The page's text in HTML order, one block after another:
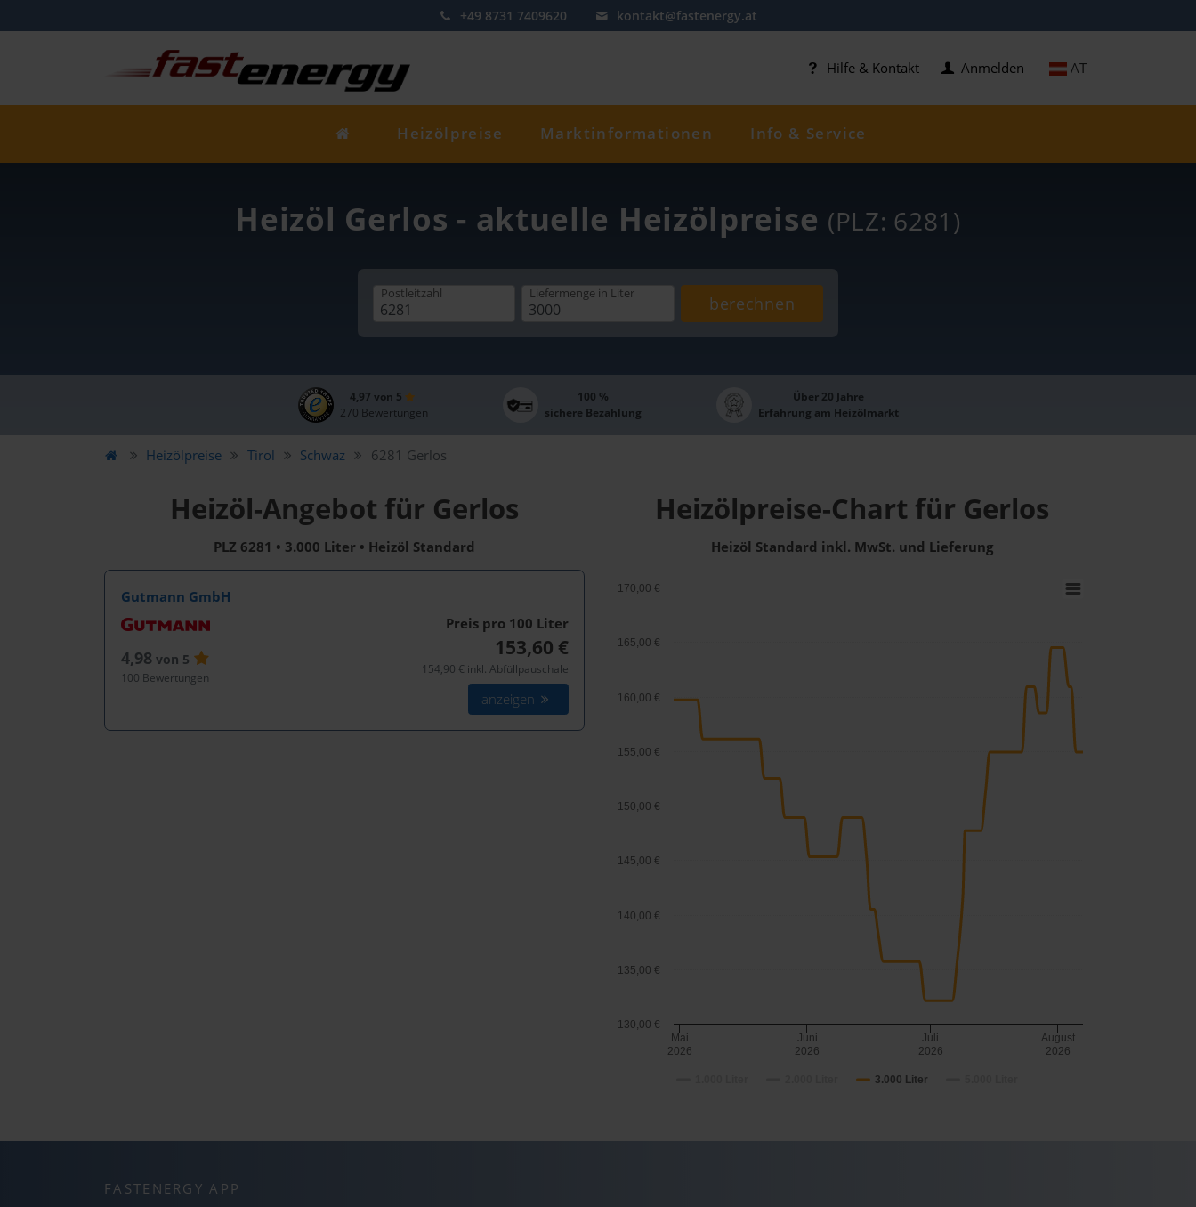
+49 8731 7409620 kontakt@fastenergy.at
AT
Hilfe & Kontakt Anmelden
Heizölpreise Marktinformationen Info & Service
Heizöl Gerlos - aktuelle Heizölpreise (PLZ: 6281)
Postleitzahl Liefermenge in Liter berechnen
4,97 von 5
270 Bewertungen
100 %
sichere Bezahlung
Über 20 Jahre
Erfahrung am Heizölmarkt
Heizölpreise Tirol Schwaz 6281 Gerlos
Heizöl-Angebot für Gerlos
PLZ 6281 • 3.000 Liter • Heizöl Standard
Gutmann GmbH
4,98 von 5
100 Bewertungen
Preis pro 100 Liter
153,60 €
154,90 € inkl. Abfüllpauschale
anzeigen
Heizölpreise-Chart für Gerlos
Heizöl Standard inkl. MwSt. und Lieferung
3.000 Liter
Mai
2026
Juni
2026
Juli
2026
August
2026
130,00 €
135,00 €
140,00 €
145,00 €
150,00 €
155,00 €
160,00 €
165,00 €
170,00 €
FASTENERGY APP